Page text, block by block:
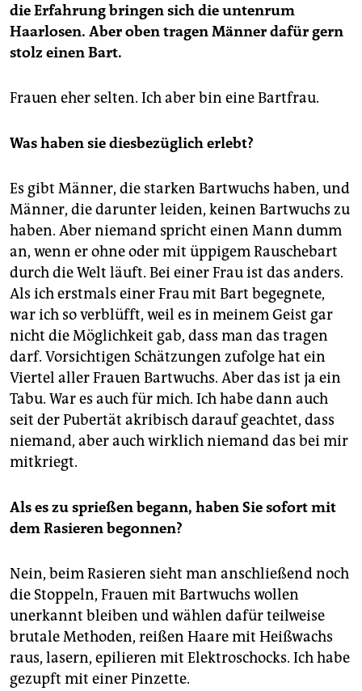
die Erfahrung bringen sich die untenrum
Haarlosen. Aber oben tragen Männer dafür gern
stolz einen Bart.
Frauen eher selten. Ich aber bin eine Bartfrau.
Was haben sie diesbezüglich erlebt?
Es gibt Männer, die starken Bartwuchs haben, und
Männer, die darunter leiden, keinen Bartwuchs zu
haben. Aber niemand spricht einen Mann dumm
an, wenn er ohne oder mit üppigem Rauschebart
durch die Welt läuft. Bei einer Frau ist das anders.
Als ich erstmals einer Frau mit Bart begegnete,
war ich so verblüfft, weil es in meinem Geist gar
nicht die Möglichkeit gab, dass man das tragen
darf. Vorsichtigen Schätzungen zufolge hat ein
Viertel aller Frauen Bartwuchs. Aber das ist ja ein
Tabu. War es auch für mich. Ich habe dann auch
seit der Pubertät akribisch darauf geachtet, dass
niemand, aber auch wirklich niemand das bei mir
mitkriegt.
Als es zu sprießen begann, haben Sie sofort mit
dem Rasieren begonnen?
Nein, beim Rasieren sieht man anschließend noch
die Stoppeln, Frauen mit Bartwuchs wollen
unerkannt bleiben und wählen dafür teilweise
brutale Methoden, reißen Haare mit Heißwachs
raus, lasern, epilieren mit Elektroschocks. Ich habe
gezupft mit einer Pinzette.